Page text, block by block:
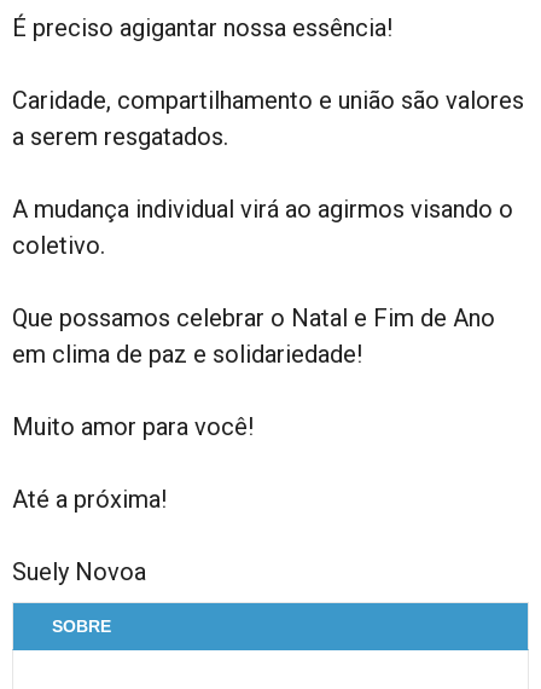
É preciso agigantar nossa essência!
Caridade, compartilhamento e união são valores
a serem resgatados.
A mudança individual virá ao agirmos visando o
coletivo.
Que possamos celebrar o Natal e Fim de Ano
em clima de paz e solidariedade!
Muito amor para você!
Até a próxima!
Suely Novoa
SOBRE